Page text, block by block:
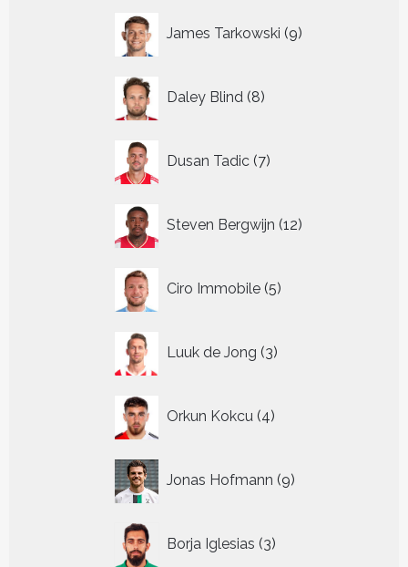
James Tarkowski 9
producten
Daley Blind 8
producten
Dusan Tadic 7
producten
Steven Bergwijn 12
producten
Ciro Immobile 5
producten
Luuk de Jong 3
producten
Orkun Kokcu 4
producten
Jonas Hofmann 9
producten
Borja Iglesias 3
producten